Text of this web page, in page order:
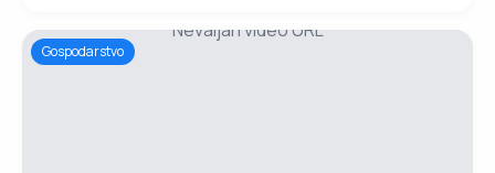
Nevaljan video URL
Gospodarstvo